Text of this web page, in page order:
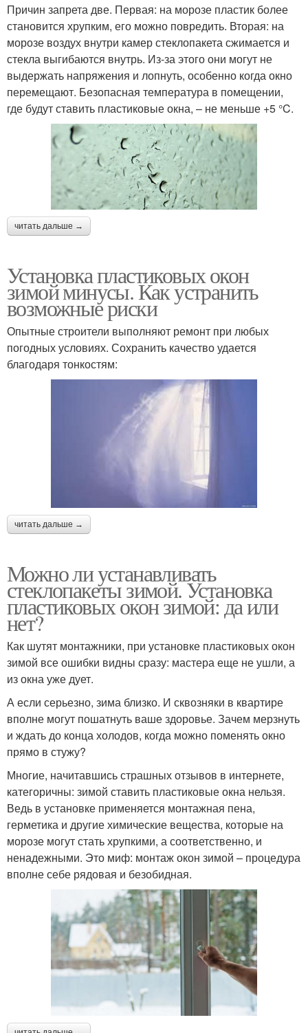
Причин запрета две. Первая: на морозе пластик более
становится хрупким, его можно повредить. Вторая: на
морозе воздух внутри камер стеклопакета сжимается и
стекла выгибаются внутрь. Из-за этого они могут не
выдержать напряжения и лопнуть, особенно когда окно
перемещают. Безопасная температура в помещении,
где будут ставить пластиковые окна, – не меньше +5 °C.
читать дальше →
Установка пластиковых окон
зимой минусы. Как устранить
возможные риски
Опытные строители выполняют ремонт при любых
погодных условиях. Сохранить качество удается
благодаря тонкостям:
читать дальше →
Можно ли устанавливать
стеклопакеты зимой. Установка
пластиковых окон зимой: да или
нет?
Как шутят монтажники, при установке пластиковых окон
зимой все ошибки видны сразу: мастера еще не ушли, а
из окна уже дует.
А если серьезно, зима близко. И сквозняки в квартире
вполне могут пошатнуть ваше здоровье. Зачем мерзнуть
и ждать до конца холодов, когда можно поменять окно
прямо в стужу?
Многие, начитавшись страшных отзывов в интернете,
категоричны: зимой ставить пластиковые окна нельзя.
Ведь в установке применяется монтажная пена,
герметика и другие химические вещества, которые на
морозе могут стать хрупкими, а соответственно, и
ненадежными. Это миф: монтаж окон зимой – процедура
вполне себе рядовая и безобидная.